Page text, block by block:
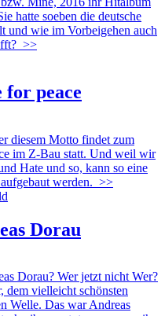
hatte soeben die deutsche
und wie im Vorbeigehen auch
>>
peace
diesem Motto findet zum
im Z-Bau statt. Und weil wir
Hate und so, kann so eine
werden. >>
Dorau
Dorau? Wer jetzt nicht Wer?
dem vielleicht schönsten
Welle. Das war Andreas